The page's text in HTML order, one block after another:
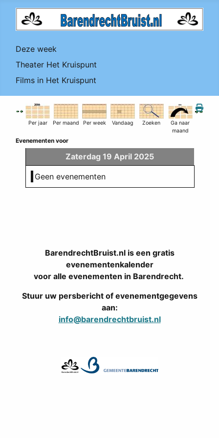
Deze week
Theater Het Kruispunt
Films in Het Kruispunt
Per jaar Per maand Per week Vandaag Zoeken
Ga naar
maand
Evenementen voor
Zaterdag 19 April 2025
Geen evenementen
BarendrechtBruist.nl is een gratis
evenementenkalender
voor alle evenementen in Barendrecht.
Stuur uw persbericht of evenementgegevens
aan:
info@barendrechtbruist.nl